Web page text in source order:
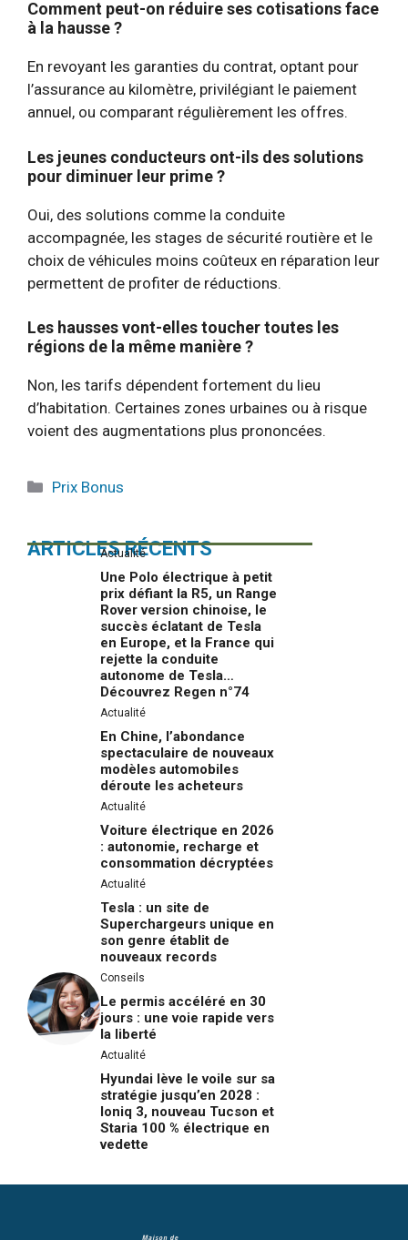
Comment peut-on réduire ses cotisations face
à la hausse ?
En revoyant les garanties du contrat, optant pour
l’assurance au kilomètre, privilégiant le paiement
annuel, ou comparant régulièrement les offres.
Les jeunes conducteurs ont-ils des solutions
pour diminuer leur prime ?
Oui, des solutions comme la conduite
accompagnée, les stages de sécurité routière et le
choix de véhicules moins coûteux en réparation leur
permettent de profiter de réductions.
Les hausses vont-elles toucher toutes les
régions de la même manière ?
Non, les tarifs dépendent fortement du lieu
d’habitation. Certaines zones urbaines ou à risque
voient des augmentations plus prononcées.
Catégories
Prix Bonus
ARTICLES RÉCENTS
Actualité
Une Polo électrique à petit
prix défiant la R5, un Range
Rover version chinoise, le
succès éclatant de Tesla
en Europe, et la France qui
rejette la conduite
autonome de Tesla…
Découvrez Regen n°74
Actualité
En Chine, l’abondance
spectaculaire de nouveaux
modèles automobiles
déroute les acheteurs
Actualité
Voiture électrique en 2026
: autonomie, recharge et
consommation décryptées
Actualité
Tesla : un site de
Superchargeurs unique en
son genre établit de
nouveaux records
Conseils
Le permis accéléré en 30
jours : une voie rapide vers
la liberté
Actualité
Hyundai lève le voile sur sa
stratégie jusqu’en 2028 :
Ioniq 3, nouveau Tucson et
Staria 100 % électrique en
vedette